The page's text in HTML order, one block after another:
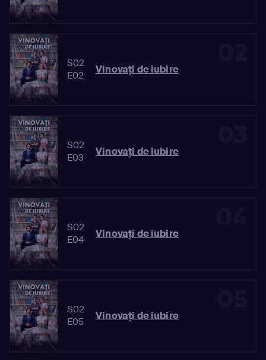
S02
E02
Vinovaţi de iubire
S02
E03
Vinovaţi de iubire
S02
E04
Vinovaţi de iubire
S02
E05
Vinovaţi de iubire